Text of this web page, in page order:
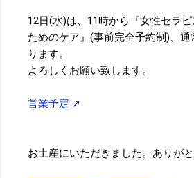
12日(水)は、11時から『女性セラ
ためのケア』(事前完全予約制)、
ります。
よろしくお願い致します。
営業予定 ➚
お土産にいただきました。ありがと